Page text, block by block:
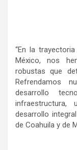
“En la
México, nos
robustas que
Refrendamos
desarrollo
desarrollo
de Coahuila y de